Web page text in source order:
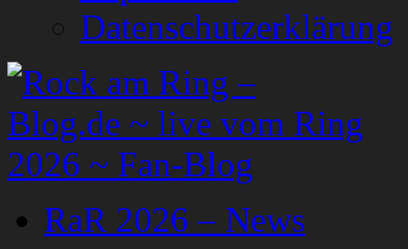
Datenschutzerklärung
RaR 2026 – News